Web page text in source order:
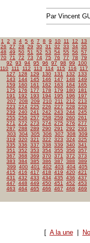
Par Vincent
1 2 3 4 5 6 7 8 9 10 11 12
13
26
27 28 29 30 31 32 33 34 35
48
49 50 51 52 53 54 55 56
57
70 71 72 73 74 75 76 77 78
79
92
93 94 95 96 97 98 99
100
110
111 112 113 114 115 116
117
127
128 129 130 131 132
133
143
144 145 146 147 148
149
159
160 161 162 163 164
165
175
176 177 178 179 180
181
191
192 193 194 195 196
197
207
208 209 210 211 212
213
223
224 225 226 227 228
229
239
240 241 242 243 244 245
255
256 257 258 259 260 261
271
272 273 274 275 276
277
287
288 289 290 291 292
293
303
304 305 306 307 308
309
319
320 321 322 323 324 325
335
336 337 338 339 340 341
351
352 353 354 355 356
357
367
368 369 370 371 372
373
383
384 385 386 387 388
389
399
400 401 402 403 404 405
415
416 417 418 419 420 421
431
432 433 434 435 436
437
447
448 449 450 451 452
453
463
464 465 466 467 468 469
[ A la une|